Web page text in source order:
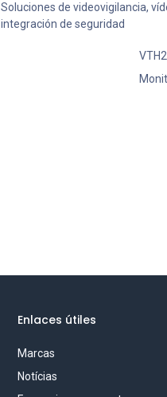
Soluciones de videovigilancia,
integración de seguridad
Enlaces útiles
Marcas
Notícias